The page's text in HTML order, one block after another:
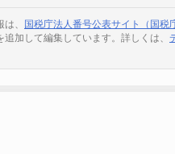
、 国税庁法人番号公表サイト（国税
加して編集しています。詳しくは、